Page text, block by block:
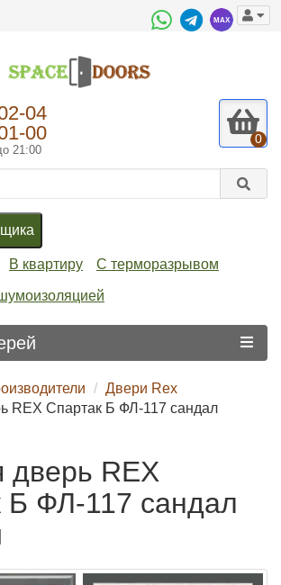
04
00
21:00
0
В квартиру С терморазрывом
Двери Rex
REX Спартак Б ФЛ-117 сандал
дверь REX
Б ФЛ-117 сандал